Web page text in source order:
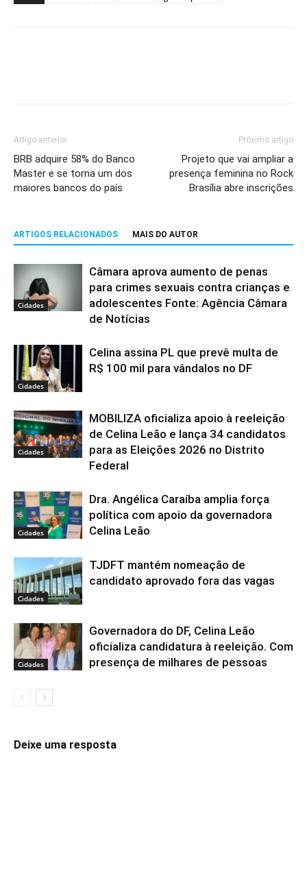
Artigo anterior
BRB adquire 58% do Banco
Master e se torna um dos
maiores bancos do país
Próximo artigo
Projeto que vai ampliar a
presença feminina no Rock
Brasília abre inscrições
ARTIGOS RELACIONADOS MAIS DO AUTOR
Cidades
Câmara aprova aumento de penas
para crimes sexuais contra crianças e
adolescentes Fonte: Agência Câmara
de Notícias
Cidades
Celina assina PL que prevê multa de
R$ 100 mil para vândalos no DF
Cidades
MOBILIZA oficializa apoio à reeleição
de Celina Leão e lança 34 candidatos
para as Eleições 2026 no Distrito
Federal
Cidades
Dra. Angélica Caraíba amplia força
política com apoio da governadora
Celina Leão
Cidades
TJDFT mantém nomeação de
candidato aprovado fora das vagas
Cidades
Governadora do DF, Celina Leão
oficializa candidatura à reeleição. Com
presença de milhares de pessoas
Deixe uma resposta